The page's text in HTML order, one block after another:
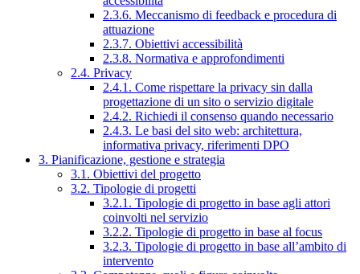
2.3.6. Meccanismo di feedback e procedura di
attuazione
2.3.7. Obiettivi accessibilità
2.3.8. Normativa e approfondimenti
2.4. Privacy
2.4.1. Come rispettare la privacy sin dalla
progettazione di un sito o servizio digitale
2.4.2. Richiedi il consenso quando necessario
2.4.3. Le basi del sito web: architettura,
informativa privacy, riferimenti DPO
3. Pianificazione, gestione e strategia
3.1. Obiettivi del progetto
3.2. Tipologie di progetti
3.2.1. Tipologie di progetto in base agli attori
coinvolti nel servizio
3.2.2. Tipologie di progetto in base al focus
3.2.3. Tipologie di progetto in base all’ambito di
intervento